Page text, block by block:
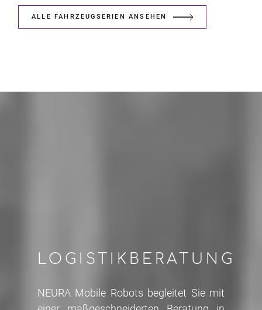
ALLE FAHRZEUGSERIEN ANSEHEN
LOGISTIKBERATUNG
NEURA Mobile Robots begleitet Sie mit